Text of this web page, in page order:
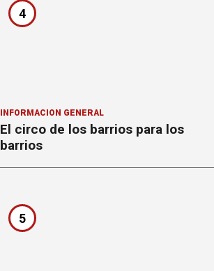
4
INFORMACION GENERAL
El circo de los barrios para los
barrios
5